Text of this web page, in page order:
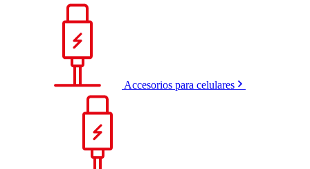
Accesorios para celulares